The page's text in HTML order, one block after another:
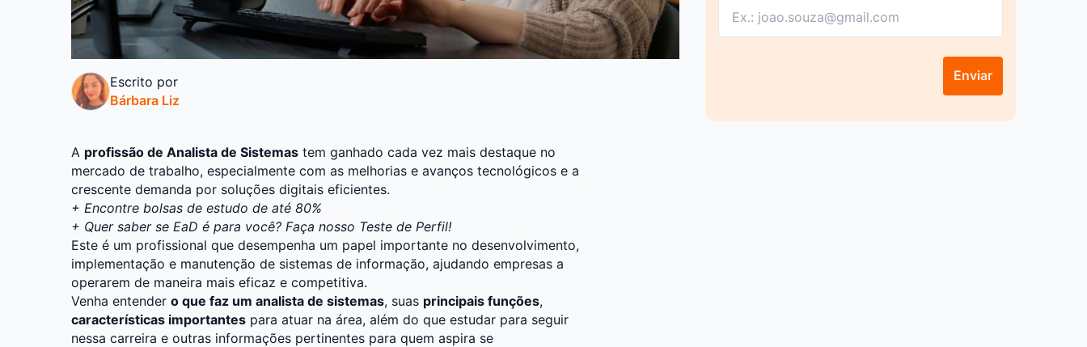
Escrito por
Bárbara Liz
A profissão de Analista de Sistemas tem ganhado cada vez mais destaque no
mercado de trabalho, especialmente com as melhorias e avanços tecnológicos e a
crescente demanda por soluções digitais eficientes.
+ Encontre bolsas de estudo de até 80%
+ Quer saber se EaD é para você? Faça nosso Teste de Perfil!
Este é um profissional que desempenha um papel importante no desenvolvimento,
implementação e manutenção de sistemas de informação, ajudando empresas a
operarem de maneira mais eficaz e competitiva.
Venha entender o que faz um analista de sistemas, suas principais funções,
características importantes para atuar na área, além do que estudar para seguir
nessa carreira e outras informações pertinentes para quem aspira se
Enviar